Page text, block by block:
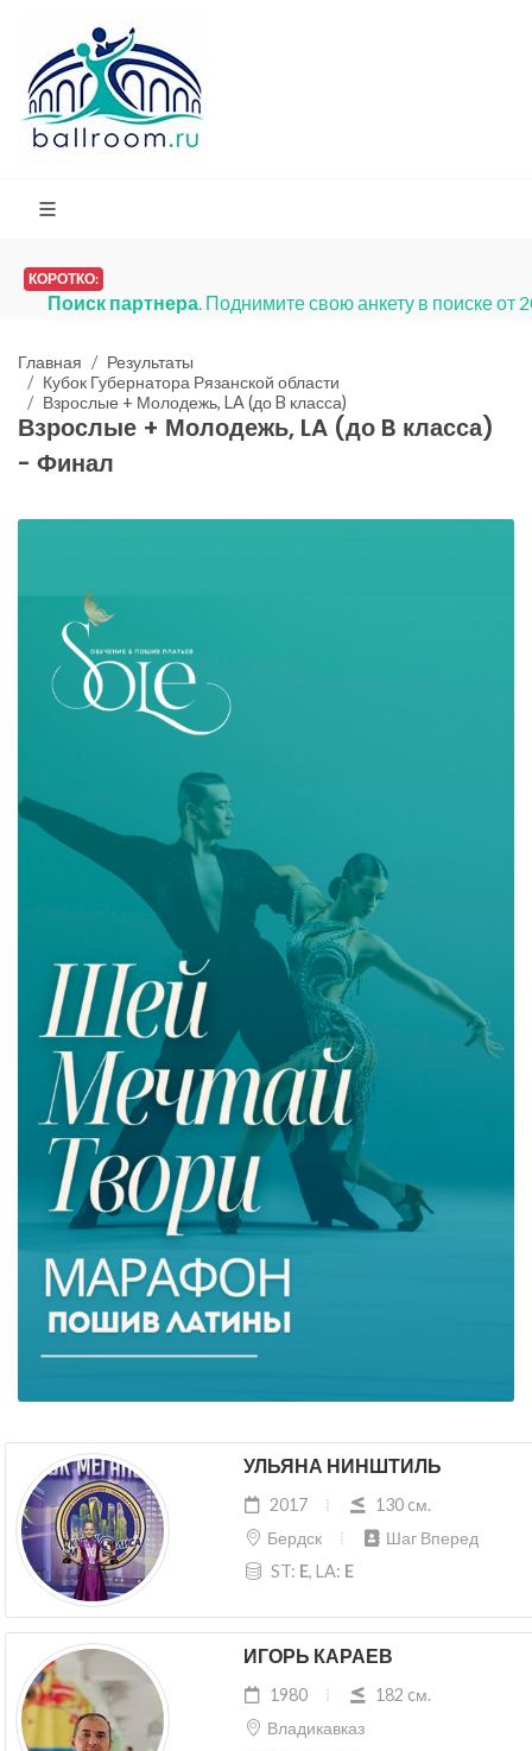
КОРОТКО:
Поиск партнера. Поднимите свою анкету в поиске от
Главная
Результаты
Кубок Губернатора Рязанской области
Взрослые + Молодежь, LA (до B класса)
Взрослые + Молодежь, LA (до B класса)
- Финал
УЛЬЯНА НИНШТИЛЬ
2017
130 cм.
Бердск
Шаг Вперед
ST: E, LA: E
ИГОРЬ КАРАЕВ
1980
182 cм.
Владикавказ